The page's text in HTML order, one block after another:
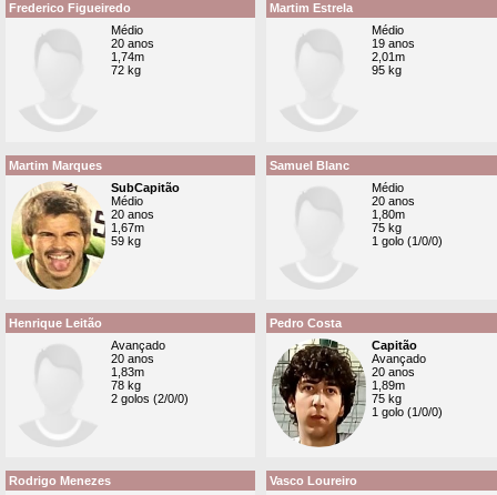
Frederico Figueiredo
Médio
20 anos
1,74m
72 kg
Martim Estrela
Médio
19 anos
2,01m
95 kg
Martim Marques
SubCapitão
Médio
20 anos
1,67m
59 kg
Samuel Blanc
Médio
20 anos
1,80m
75 kg
1 golo (1/0/0)
Henrique Leitão
Avançado
20 anos
1,83m
78 kg
2 golos (2/0/0)
Pedro Costa
Capitão
Avançado
20 anos
1,89m
75 kg
1 golo (1/0/0)
Rodrigo Menezes
Vasco Loureiro